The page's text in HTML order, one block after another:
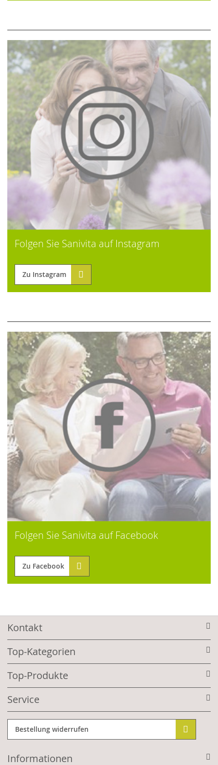
Folgen Sie Sanivita auf Instagram
Zu Instagram
Folgen Sie Sanivita auf Facebook
Zu Facebook
Kontakt
Top-Kategorien
Top-Produkte
Service
Bestellung widerrufen
Informationen